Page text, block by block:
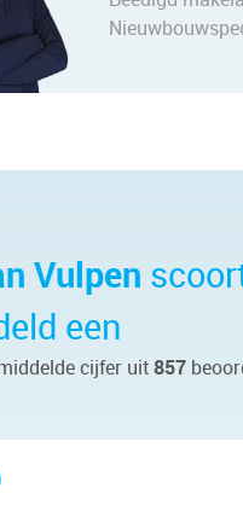
Vulpen
een
cijfer uit857